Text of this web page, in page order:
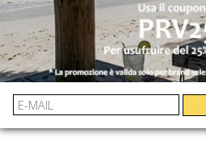
MOUNTAIN
TOTE BAG
175.00
€ 123.00